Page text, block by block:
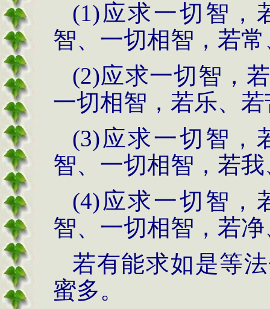
(1)应求一切智，
智、一切相智，若
(2)应求一切智，
一切相智，若乐、
(3)应求一切智，
智、一切相智，若
(4)应求一切智，
智、一切相智，若
若有能求如是等
蜜多。